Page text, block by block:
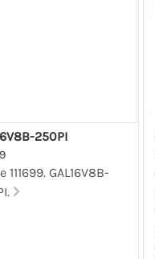
250PI
111699. GAL16V8B-